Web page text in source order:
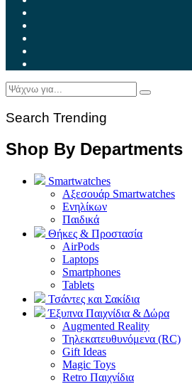
Search Trending
Shop By Departments
Smartwatches
Αξεσουάρ Smartwatches
Ενηλίκων
Παιδικά
Θήκες & Προστασία
AirPods
Laptops
Smartphones
Tablets
Τσάντες και Σακίδια
Έξυπνα Παιχνίδια & Δώρα
Augmented Reality
Τηλεκατευθυνόμενα (RC)
Gift Ideas
Magic Toys
Retro Παιχνίδια